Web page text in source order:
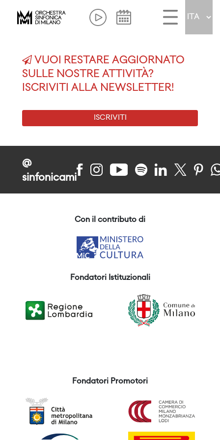
VUOI RESTARE AGGIORNATO
SULLE NOSTRE ATTIVITÀ?
ISCRIVITI ALLA NEWSLETTER!
ISCRIVITI
@
sinfonicami
Con il contributo di
Fondatori Istituzionali
Fondatori Promotori